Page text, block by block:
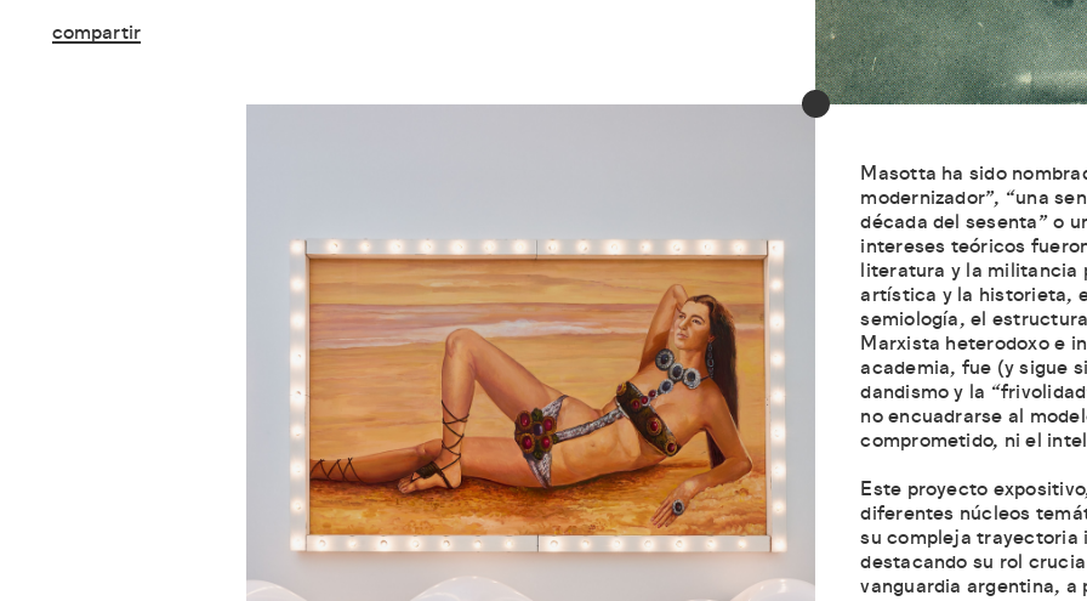
compartir
Masotta ha sido
modernizador”, “una
década del sesenta” o
intereses teóricos
literatura y la militancia
artística y la historieta,
semiología, el
Marxista heterodoxo e
academia, fue (y sigue
dandismo y la
no encuadrarse al
comprometido, ni el
Este proyecto
diferentes núcleos
su compleja
destacando su rol
vanguardia argentina,